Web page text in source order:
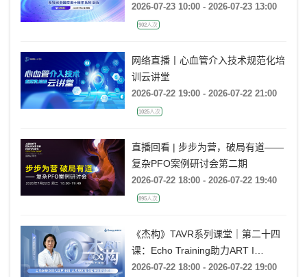
活动
2026-07-23 10:00 - 2026-07-23 13:00
902人次
网络直播丨心血管介入技术规范化培
训云讲堂
2026-07-22 19:00 - 2026-07-22 21:00
1025人次
直播回看 | 步步为营，破局有道——
复杂PFO案例研讨会第二期
2026-07-22 18:00 - 2026-07-22 19:40
895人次
《杰构》TAVR系列课堂｜第二十四
课：Echo Training助力ART I
Rebecca T. Hahn教授《主动脉瓣反
2026-07-22 18:00 - 2026-07-22 19:00